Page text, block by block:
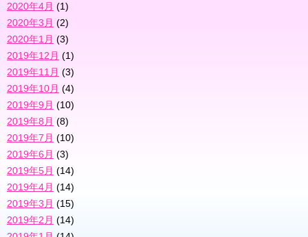
2020年4月 (1)
2020年3月 (2)
2020年1月 (3)
2019年12月 (1)
2019年11月 (3)
2019年10月 (4)
2019年9月 (10)
2019年8月 (8)
2019年7月 (10)
2019年6月 (3)
2019年5月 (14)
2019年4月 (14)
2019年3月 (15)
2019年2月 (14)